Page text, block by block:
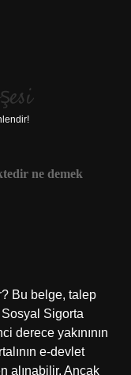
ne demek
Bu belge, talep
Sigorta
derece yakınının
e-devlet
alınabilir. Ancak